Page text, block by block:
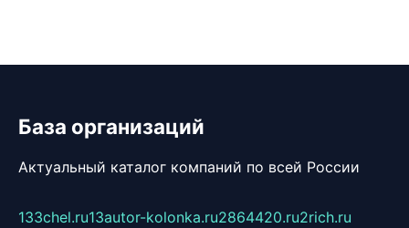
База организаций
Актуальный каталог компаний по всей России
133chel.ru13autor-kolonka.ru2864420.ru2rich.ru